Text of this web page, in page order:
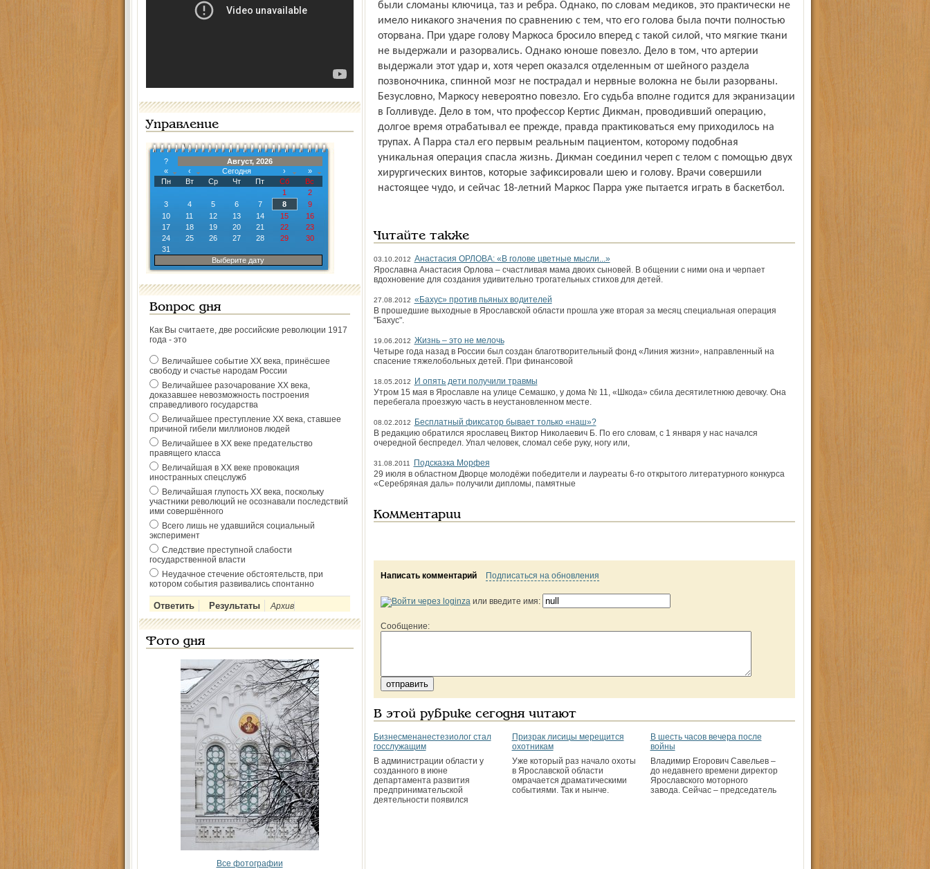
Управление
?
Август, 2026
«
‹ Сегодня ›
»
Пн
Вт Ср Чт Пт Сб
Вс
1
2
3
4 5 6 7 8
9
10
11 12 13 14 15
16
17
18 19 20 21 22
23
24
25 26 27 28 29
30
31
Выберите дату
Вопрос дня
Как Вы считаете, две российские революции 1917
года - это
Величайшее событие ХХ века, принёсшее
свободу и счастье народам России
Величайшее разочарование ХХ века,
доказавшее невозможность построения
справедливого государства
Величайшее преступление ХХ века, ставшее
причиной гибели миллионов людей
Величайшее в ХХ веке предательство
правящего класса
Величайшая в ХХ веке провокация
иностранных спецслужб
Величайшая глупость ХХ века, поскольку
участники революций не осознавали последствий
ими совершённого
Всего лишь не удавшийся социальный
эксперимент
Следствие преступной слабости
государственной власти
Неудачное стечение обстоятельств, при
котором события развивались спонтанно
Архив
Фото дня
Все фотографии
были сломаны ключица, таз и ребра. Однако, по словам медиков, это практически не
имело никакого значения по сравнению с тем, что его голова была почти полностью
оторвана. При ударе голову Маркоса бросило вперед с такой силой, что мягкие ткани
не выдержали и разорвались. Однако юноше повезло. Дело в том, что артерии
выдержали этот удар и, хотя череп оказался отделенным от шейного раздела
позвоночника, спинной мозг не пострадал и нервные волокна не были разорваны.
Безусловно, Маркосу невероятно повезло. Его судьба вполне годится для экранизации
в Голливуде. Дело в том, что профессор Кертис Дикман, проводивший операцию,
долгое время отрабатывал ее прежде, правда практиковаться ему приходилось на
трупах. А Парра стал его первым реальным пациентом, которому подобная
уникальная операция спасла жизнь. Дикман соединил череп с телом с помощью двух
хирургических винтов, которые зафиксировали шею и голову. Врачи совершили
настоящее чудо, и сейчас 18-летний Маркос Парра уже пытается играть в баскетбол.
Читайте также
03.10.2012 Анастасия ОРЛОВА: «В голове цветные мысли...»
Ярославна Анастасия Орлова – счастливая мама двоих сыновей. В общении с ними она и черпает
вдохновение для создания удивительно трогательных стихов для детей.
27.08.2012 «Бахус» против пьяных водителей
В прошедшие выходные в Ярославской области прошла уже вторая за месяц специальная операция
"Бахус".
19.06.2012 Жизнь – это не мелочь
Четыре года назад в России был создан благотворительный фонд «Линия жизни», направленный на
спасение тяжелобольных детей. При финансовой
18.05.2012
И опять дети получили травмы
Утром 15 мая в Ярославле на улице Семашко, у дома № 11, «Шкода» сбила десятилетнюю девочку. Она
перебегала проезжую часть в неустановленном месте.
08.02.2012
Бесплатный фиксатор бывает только «наш»?
В редакцию обратился ярославец Виктор Николаевич Б. По его словам, с 1 января у нас начался
очередной беспредел. Упал человек, сломал себе руку, ногу или,
31.08.2011
Подсказка Морфея
29 июля в областном Дворце молодёжи победители и лауреаты 6-го открытого литературного конкурса
«Серебряная даль» получили дипломы, памятные
Комментарии
Написать комментарий Подписаться на обновления
или введите имя:
Сообщение:
В этой рубрике сегодня читают
Бизнесмен­анестезиолог стал
госслужащим
В администрации области у
созданного в июне
департамента развития
предпринимательской
деятельности появился
Призрак лисицы мерещится
охотникам
Уже который раз начало охоты
в Ярославской области
омрачается драматическими
событиями. Так и нынче.
В шесть часов вечера после
войны
Владимир Егорович Савельев –
до недавнего времени директор
Ярославского моторного
завода. Сейчас – председатель